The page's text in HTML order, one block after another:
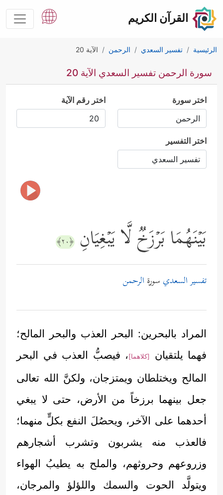
القرآن الكريم
الرئيسية تفسير السعدي الرحمن الآية 20
سورة الرحمن تفسير السعدي الآية 20
اختر سورة اختر رقم الآية
اختر التفسير
بَیۡنَهُمَا بَرۡزَخࣱ لَّا یَبۡغِیَانِ ﴿٢٠﴾
تفسير السعدي سورة الرحمن
المراد بالبحرين: البحر العذب والبحر المالح؛
فهما يلتقيان
[كلاهما]، فيصبُّ العذب في البحر
المالح ويختلطان ويمتزجان، ولكنَّ الله تعالى
جعل بينهما برزخاً من الأرض، حتى لا يبغي
أحدهما على الآخر، ويحصُلَ النفع بكلٍّ منهما؛
فالعذب منه يشربون وتشرب أشجارهم
وزروعهم وحروثهم، والملح به يطيبُ الهواء
ويتولَّد الحوت والسمك واللؤلؤ والمرجان،